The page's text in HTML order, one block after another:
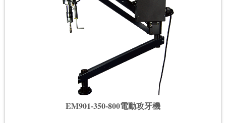
EM901-350-800電動攻牙機